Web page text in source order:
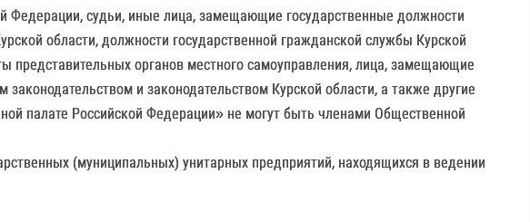
Федерации, судьи, иные лица, замещающие государственные должности
области, должности государственной гражданской службы Курской
представительных органов местного самоуправления, лица, замещающие
и законодательством Курской области, а также другие
палате Российской Федерации» не могут быть членами Общественной
(муниципальных) унитарных предприятий, находящихся в ведении